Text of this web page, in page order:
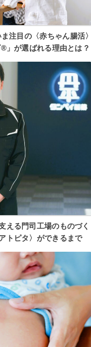
」が選ばれる理由とは？
える門司工場のものづく
トピタ〉ができるまで